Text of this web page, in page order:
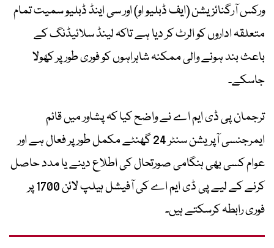
ورکس آرگنائزیشن (ایف ڈبلیو او) اور سی اینڈ ڈبلیو سمیت تمام
متعلقہ اداروں کو الرٹ کر دیا ہے تاکہ لینڈ سلائیڈنگ کے
باعث بند ہونے والی ممکنہ شاہراہوں کو فوری طور پر کھولا
جاسکے۔
ترجمان پی ڈی ایم اے نے واضح کیا کہ پشاور میں قائم
ایمرجنسی آپریشن سنٹر 24 گھنٹے مکمل طور پر فعال ہے اور
عوام کسی بھی ہنگامی صورتحال کی اطلاع دینے یا مدد حاصل
کرنے کے لیے پی ڈی ایم اے کی آفیشل ہیلپ لائن 1700 پر
فوری رابطہ کرسکتے ہیں۔